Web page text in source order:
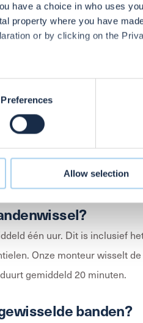
have a choice in who uses
property where you have
or by clicking on the
location which can be
it for specific
data is processed and set your
our social media,
them or that they’ve collected
bekijk onzeCookie Policy
Preferences
Allow selection
voor nieuwe zomerbanden.
van je banden? Tijd
op locatie leveren wij al
het wisselen pinnen bij de
één uur. Dit is inclusief
Onze monteur wisselt
gemiddeld 20 minuten.
banden?